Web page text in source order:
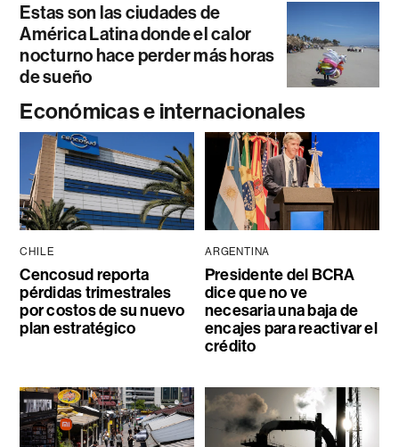
Estas son las ciudades de
América Latina donde el calor
nocturno hace perder más horas
de sueño
Económicas e internacionales
CHILE
Cencosud reporta
pérdidas trimestrales
por costos de su nuevo
plan estratégico
ARGENTINA
Presidente del BCRA
dice que no ve
necesaria una baja de
encajes para reactivar el
crédito